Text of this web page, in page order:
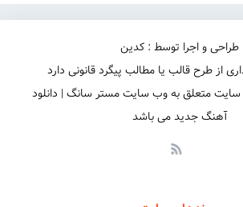
طراحی و اجرا توسط : کدین
از طرح قالب یا مطالب پیگرد قانونی دارد
متعلق به وب سایت مستر سانگ | دانلود
آهنگ جدید می باشد